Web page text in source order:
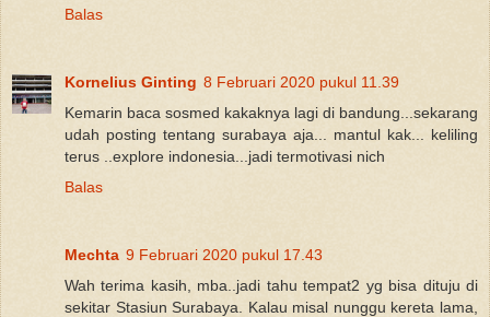
Balas
Kornelius Ginting 8 Februari 2020 pukul 11.39
Kemarin baca sosmed kakaknya lagi di bandung...sekarang
udah posting tentang surabaya aja... mantul kak... keliling
terus ..explore indonesia...jadi termotivasi nich
Balas
Mechta 9 Februari 2020 pukul 17.43
Wah terima kasih, mba..jadi tahu tempat2 yg bisa dituju di
sekitar Stasiun Surabaya. Kalau misal nunggu kereta lama,